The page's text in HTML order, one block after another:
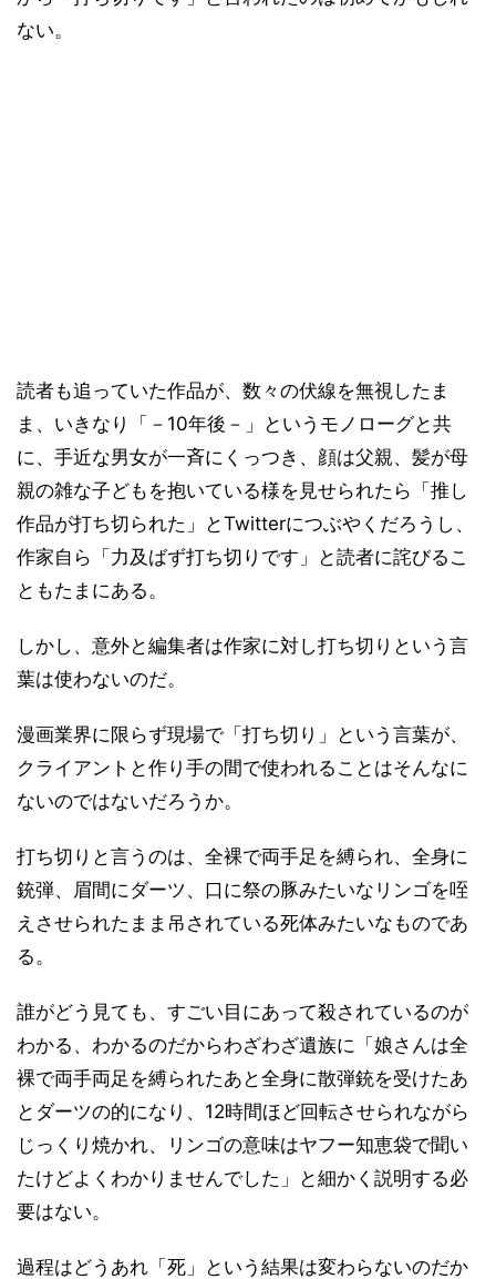
ない。
読者も追っていた作品が、数々の伏線を無視したま
ま、いきなり「－10年後－」というモノローグと共
に、手近な男女が一斉にくっつき、顔は父親、髪が母
親の雑な子どもを抱いている様を見せられたら「推し
作品が打ち切られた」とTwitterにつぶやくだろうし、
作家自ら「力及ばず打ち切りです」と読者に詫びるこ
ともたまにある。
しかし、意外と編集者は作家に対し打ち切りという言
葉は使わないのだ。
漫画業界に限らず現場で「打ち切り」という言葉が、
クライアントと作り手の間で使われることはそんなに
ないのではないだろうか。
打ち切りと言うのは、全裸で両手足を縛られ、全身に
銃弾、眉間にダーツ、口に祭の豚みたいなリンゴを咥
えさせられたまま吊されている死体みたいなものであ
る。
誰がどう見ても、すごい目にあって殺されているのが
わかる、わかるのだからわざわざ遺族に「娘さんは全
裸で両手両足を縛られたあと全身に散弾銃を受けたあ
とダーツの的になり、12時間ほど回転させられながら
じっくり焼かれ、リンゴの意味はヤフー知恵袋で聞い
たけどよくわかりませんでした」と細かく説明する必
要はない。
過程はどうあれ「死」という結果は変わらないのだか